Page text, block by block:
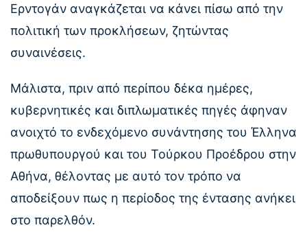
Ερντογάν αναγκάζεται να κάνει πίσω από την
πολιτική των προκλήσεων, ζητώντας
συναινέσεις.
Μάλιστα, πριν από περίπου δέκα ημέρες,
κυβερνητικές και διπλωματικές πηγές άφηναν
ανοιχτό το ενδεχόμενο συνάντησης του Έλληνα
πρωθυπουργού και του Τούρκου Προέδρου στην
Αθήνα, θέλοντας με αυτό τον τρόπο να
αποδείξουν πως η περίοδος της έντασης ανήκει
στο παρελθόν.